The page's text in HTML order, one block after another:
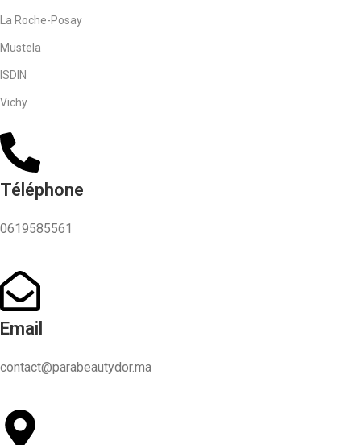
La Roche-Posay
Mustela
ISDIN
Vichy
Téléphone
0619585561
Email
contact@parabeautydor.ma